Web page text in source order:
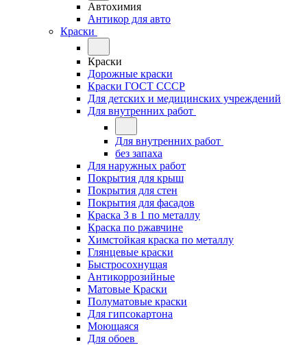
Автохимия
Антикор для авто
Краски
Краски
Дорожные краски
Краски ГОСТ СССР
Для детских и медицинских учреждений
Для внутренних работ
Для внутренних работ
без запаха
Для наружных работ
Покрытия для крыш
Покрытия для стен
Покрытия для фасадов
Краска 3 в 1 по металлу
Краска по ржавчине
Химстойкая краска по металлу
Глянцевые краски
Быстросохнущая
Антикоррозийные
Матовые Краски
Полуматовые краски
Для гипсокартона
Моющаяся
Для обоев